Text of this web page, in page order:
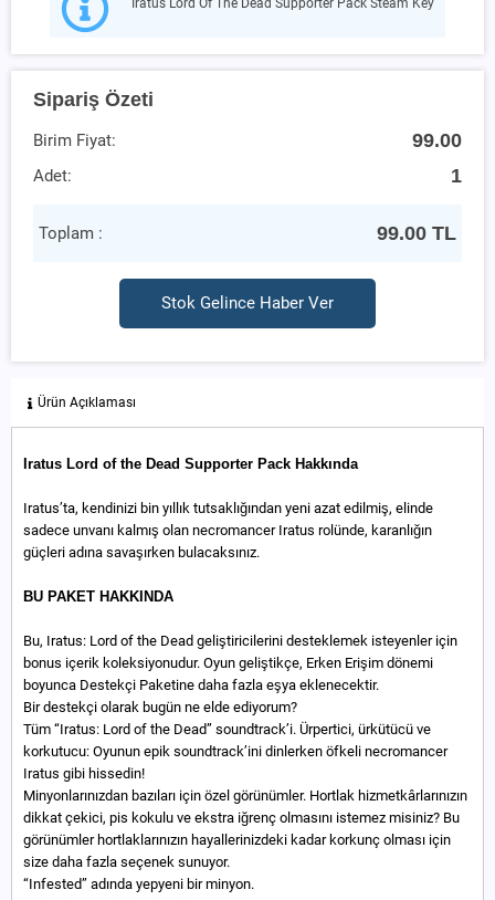
Sipariş Özeti
Birim Fiyat: 99.00
Adet: 1
Toplam : 99.00 TL
Stok Gelince Haber Ver
Ürün Açıklaması
Iratus Lord of the Dead Supporter Pack Hakkında
Iratus’ta, kendinizi bin yıllık tutsaklığından yeni azat edilmiş, elinde
sadece unvanı kalmış olan necromancer Iratus rolünde, karanlığın
güçleri adına savaşırken bulacaksınız.
BU PAKET HAKKINDA
Bu, Iratus: Lord of the Dead geliştiricilerini desteklemek isteyenler için
bonus içerik koleksiyonudur. Oyun geliştikçe, Erken Erişim dönemi
boyunca Destekçi Paketine daha fazla eşya eklenecektir.
Bir destekçi olarak bugün ne elde ediyorum?
Tüm “Iratus: Lord of the Dead” soundtrack’i. Ürpertici, ürkütücü ve
korkutucu: Oyunun epik soundtrack’ini dinlerken öfkeli necromancer
Iratus gibi hissedin!
Minyonlarınızdan bazıları için özel görünümler. Hortlak hizmetkârlarınızın
dikkat çekici, pis kokulu ve ekstra iğrenç olmasını istemez misiniz? Bu
görünümler hortlaklarınızın hayallerinizdeki kadar korkunç olması için
size daha fazla seçenek sunuyor.
“Infested” adında yepyeni bir minyon.